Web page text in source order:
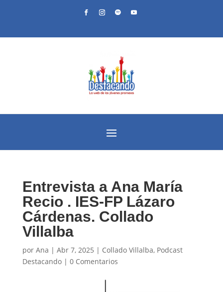
Entrevista a Ana María
Recio . IES-FP Lázaro
Cárdenas. Collado
Villalba
por Ana | Abr 7, 2025 | Collado Villalba, Podcast
Destacando| 0 Comentarios